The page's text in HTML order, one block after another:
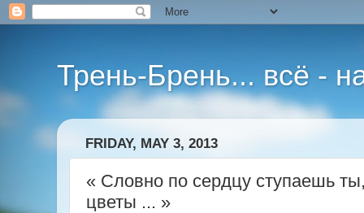
Трень-Брень... всё -
FRIDAY, MAY 3, 2013
« Словно по сердцу ступаешь
цветы ... »